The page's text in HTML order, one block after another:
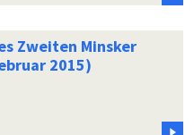
Zweiten Minsker
2015)